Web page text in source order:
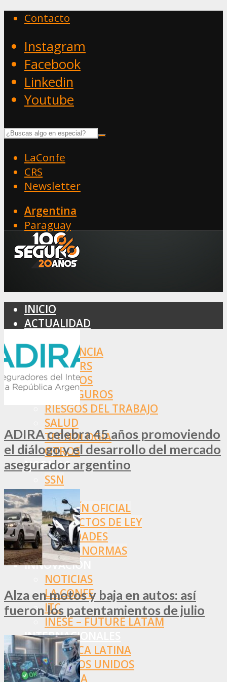
Contacto
Instagram
Facebook
Linkedin
Youtube
LaConfe
CRS
Newsletter
Argentina
Paraguay
INICIO
ACTUALIDAD
ASISTENCIA
BROKERS
SEGUROS
REASEGUROS
RIESGOS DEL TRABAJO
SALUD
TECNOLOGÍA
OTROS
NORMAS
SSN
SRT
BOLETÍN OFICIAL
PROYECTOS DE LEY
SOCIEDADES
OTRAS NORMAS
INNOVACIÓN
NOTICIAS
LA CONFE
ITC
INESE – FÜTURE LATAM
INTERNACIONALES
AMÉRICA LATINA
ESTADOS UNIDOS
EUROPA
ADIRA celebra 45 años promoviendo
el diálogo y el desarrollo del mercado
asegurador argentino
Alza en motos y baja en autos: así
fueron los patentamientos de julio